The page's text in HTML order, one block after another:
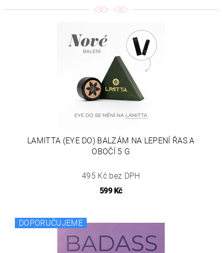
LAMITTA (EYE DO) BALZÁM NA LEPENÍ ŘAS A
OBOČÍ 5 G
495 Kč bez DPH
599 Kč
DOPORUČUJEME